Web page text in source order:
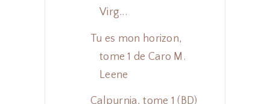
Virg...
Tu es mon horizon,
tome 1 de Caro M.
Leene
Calpurnia, tome 1 (BD)